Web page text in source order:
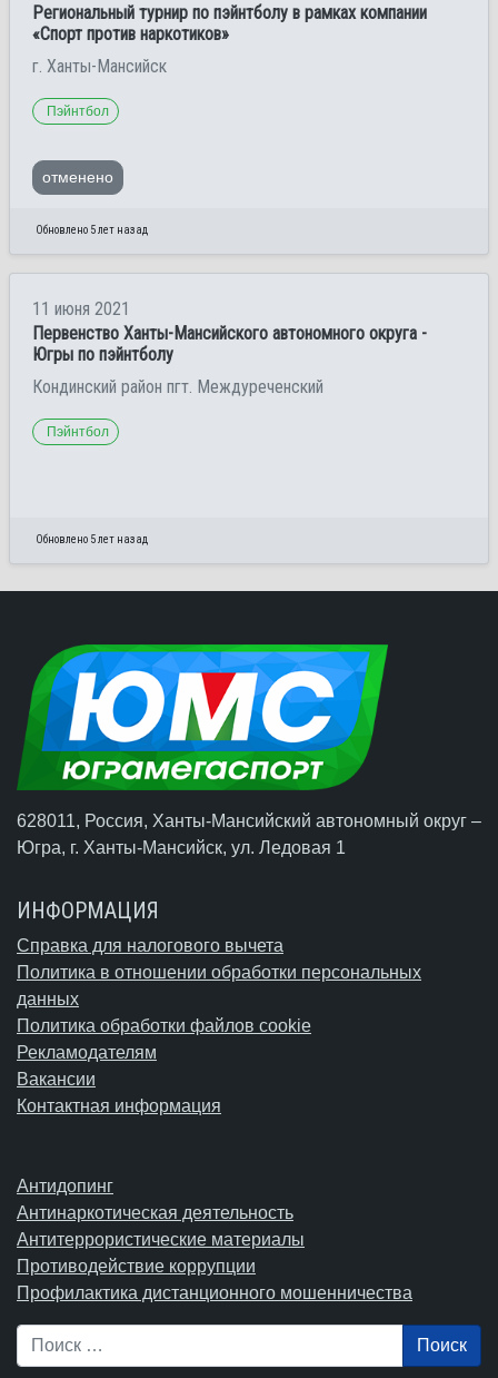
Региональный турнир по пэйнтболу в рамках компании
«Спорт против наркотиков»
г. Ханты-Мансийск
Пэйнтбол
отменено
Обновлено 5 лет назад
11 июня 2021
Первенство Ханты-Мансийского автономного округа -
Югры по пэйнтболу
Кондинский район пгт. Междуреченский
Пэйнтбол
Обновлено 5 лет назад
628011, Россия, Ханты-Мансийский автономный округ –
Югра, г. Ханты-Мансийск, ул. Ледовая 1
ИНФОРМАЦИЯ
Справка для налогового вычета
Политика в отношении обработки персональных
данных
Политика обработки файлов cookie
Рекламодателям
Вакансии
Контактная информация
Антидопинг
Антинаркотическая деятельность
Антитеррористические материалы
Противодействие коррупции
Профилактика дистанционного мошенничества
Поиск